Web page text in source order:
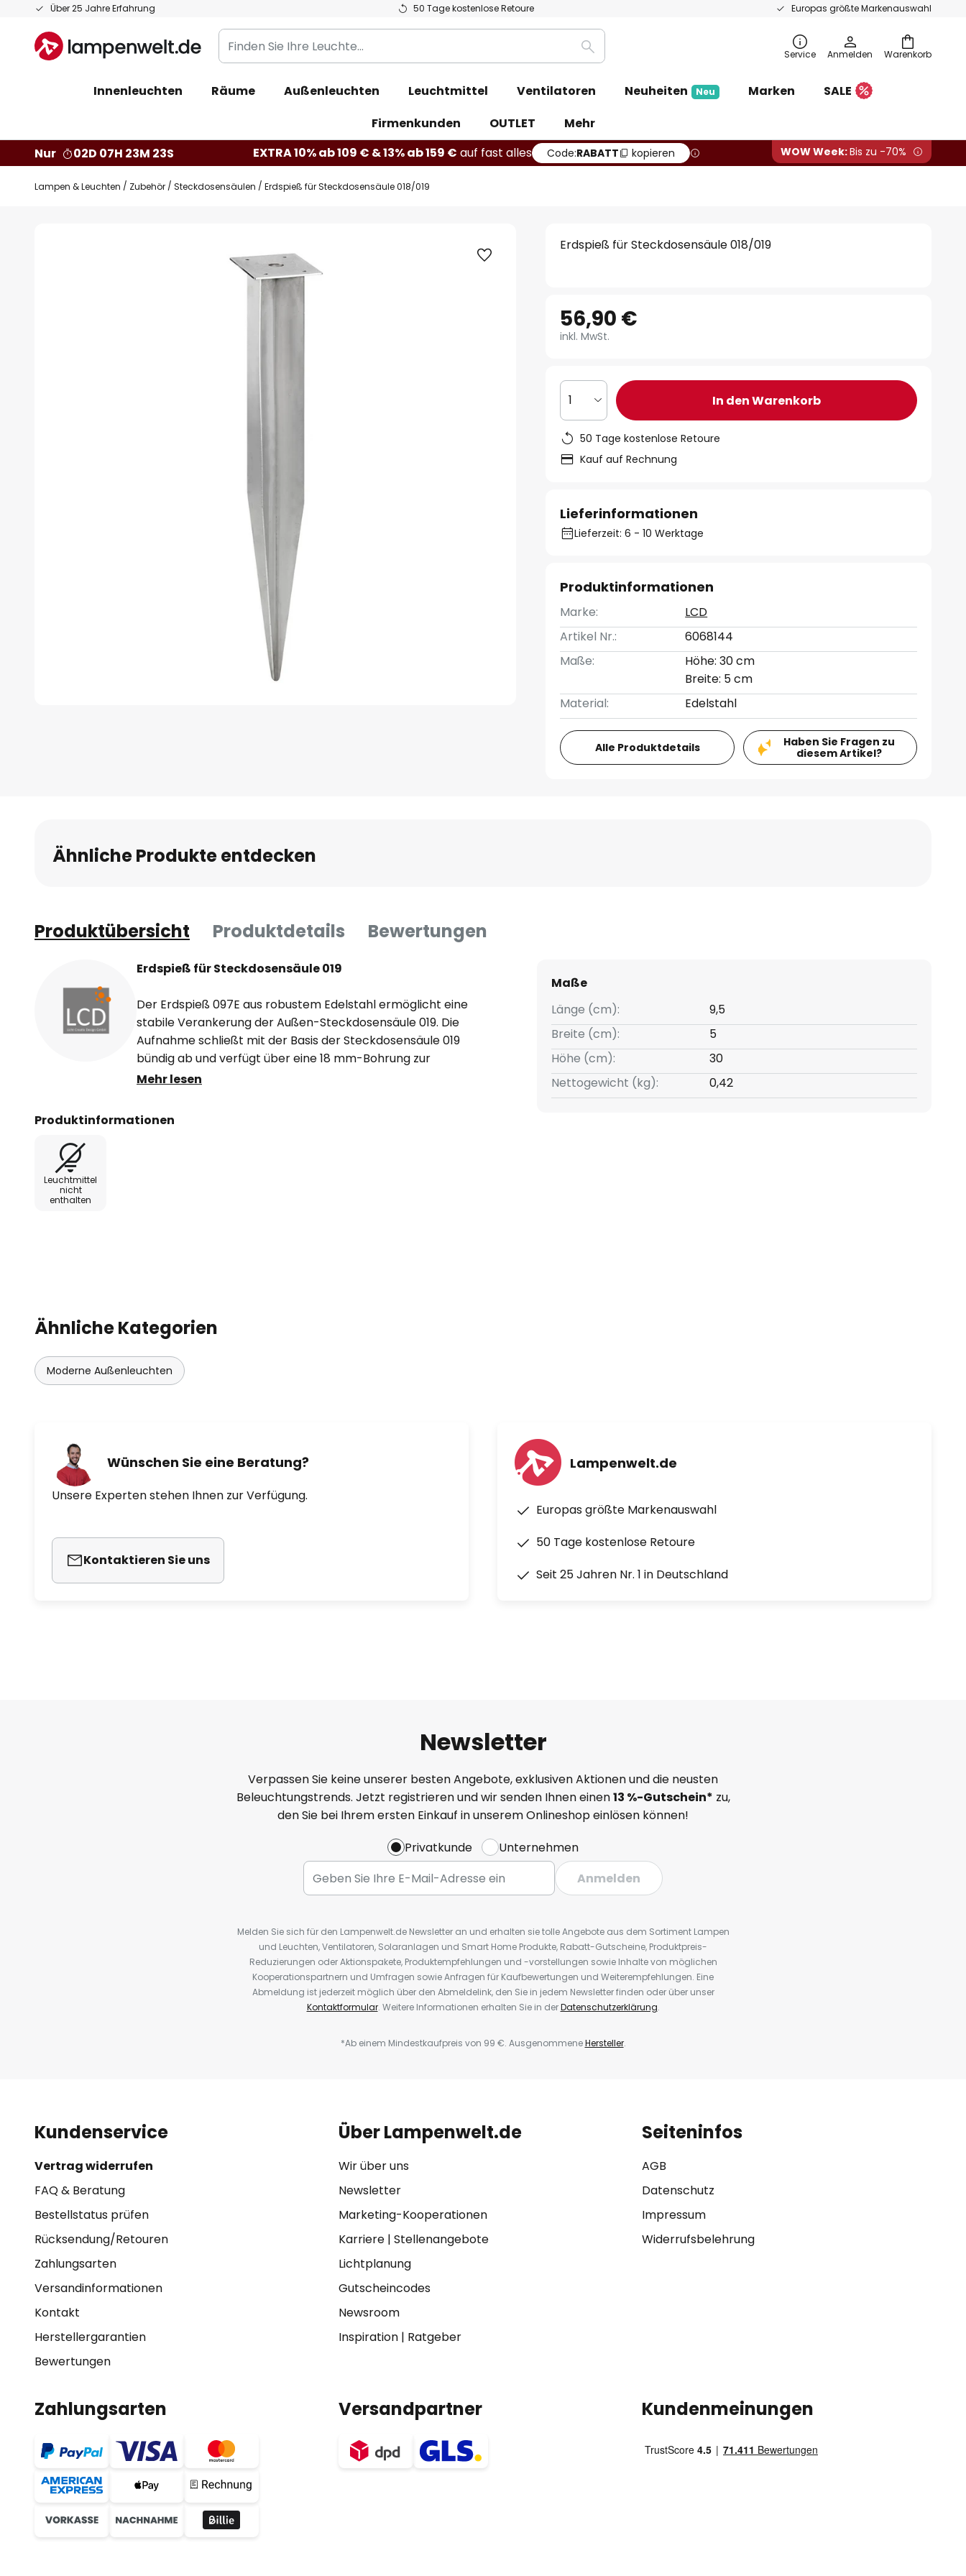
Über 25 Jahre Erfahrung 50 Tage kostenlose Retoure Europas größte Markenauswahl
Zum
springen
Warenkorb
Finden
Sie
Leuchte...
Suche Service Anmelden
Innenleuchten Räume Außenleuchten Leuchtmittel Ventilatoren Neuheiten Neu Marken
SALE
Firmenkunden
OUTLET
Mehr
Nur
02D 07H 23M 23S EXTRA 10% ab 109 € & 13% ab 159 € auf fast alles Code:RABATT kopieren WOW Week:Bis zu -70%
Lampen & Leuchten Zubehör Steckdosensäulen Erdspieß für Steckdosensäule 018/019
Erdspieß für Steckdosensäule 018/019
56,90 €
inkl. MwSt.
1 In den Warenkorb
50 Tage kostenlose Retoure
Kauf auf Rechnung
Lieferinformationen
Lieferzeit: 6 - 10 Werktage
Produktinformationen
Marke:
LCD
Artikel Nr.:
6068144
Maße:
Höhe: 30 cm
Breite: 5 cm
Material:
Edelstahl
Alle Produktdetails
Haben Sie Fragen zu
diesem Artikel?
Ähnliche Produkte entdecken
Produktübersicht Produktdetails Bewertungen
Erdspieß für Steckdosensäule 019
Der Erdspieß 097E aus robustem Edelstahl ermöglicht eine
stabile Verankerung der Außen-Steckdosensäule 019. Die
Aufnahme schließt mit der Basis der Steckdosensäule 019
bündig ab und verfügt über eine 18 mm-Bohrung zur
Kabeleinführung.
Mehr lesen
Produktinformationen
Leuchtmittel
nicht
enthalten
Maße
Länge (cm):
9,5
Breite (cm):
5
Höhe (cm):
30
Nettogewicht (kg):
0,42
Ähnliche Kategorien
Moderne Außenleuchten
Wünschen Sie eine Beratung?
Unsere Experten stehen Ihnen zur Verfügung.
Kontaktieren Sie uns
Lampenwelt.de
Europas größte Markenauswahl
50 Tage kostenlose Retoure
Seit 25 Jahren Nr. 1 in Deutschland
Newsletter
Verpassen Sie keine unserer besten Angebote, exklusiven Aktionen und die neusten
Beleuchtungstrends. Jetzt registrieren und wir senden Ihnen einen13 %-Gutschein* zu,
den Sie bei Ihrem ersten Einkauf in unserem Onlineshop einlösen können!
Privatkunde
Unternehmen
Anmelden
Melden Sie sich für den Lampenwelt.de Newsletter an und erhalten sie tolle Angebote aus dem Sortiment Lampen
und Leuchten, Ventilatoren, Solaranlagen und Smart Home Produkte, Rabatt-Gutscheine, Produktpreis-
Reduzierungen oder Aktionspakete, Produktempfehlungen und -vorstellungen sowie Inhalte von möglichen
Kooperationspartnern und Umfragen sowie Anfragen für Kaufbewertungen und Weiterempfehlungen. Eine
Abmeldung ist jederzeit möglich über den Abmeldelink, den Sie in jedem Newsletter finden oder über unser
Kontaktformular. Weitere Informationen erhalten Sie in derDatenschutzerklärung.
*Ab einem Mindestkaufpreis von 99 €. AusgenommeneHersteller.
Kundenservice
Vertrag widerrufen
FAQ & Beratung
Bestellstatus prüfen
Rücksendung/Retouren
Zahlungsarten
Versandinformationen
Kontakt
Herstellergarantien
Bewertungen
Über Lampenwelt.de
Wir über uns
Newsletter
Marketing-Kooperationen
Karriere| Stellenangebote
Lichtplanung
Gutscheincodes
Newsroom
Inspiration| Ratgeber
Seiteninfos
AGB
Datenschutz
Impressum
Widerrufsbelehrung
Zahlungsarten Versandpartner Kundenmeinungen